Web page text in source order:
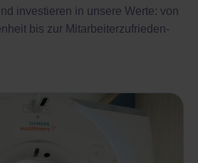
investieren in unsere Werte: von
bis zur Mitarbeiter­zufrieden­